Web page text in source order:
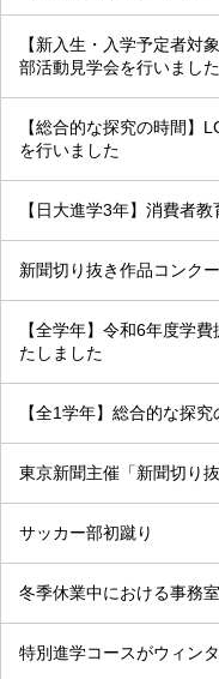
【新入生・入学予定者対
部活動見学会を行いました
【総合的な探究の時間】
を行いました
【日大進学3年】消費者
新聞切り抜き作品コンク
【全学年】令和6年度学
たしました
【全1学年】総合的な探
東京新聞主催「新聞切り
サッカー部初蹴り
冬季休業中における事務
特別進学コースがウィン